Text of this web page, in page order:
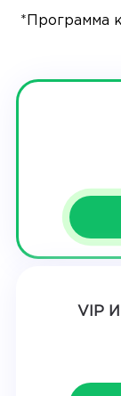
*Программа
VIP